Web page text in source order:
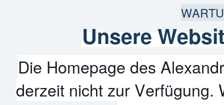
Unsere
Die Homepage des
derzeit nicht zur Verfügung.